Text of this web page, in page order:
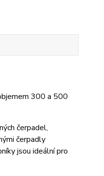
300 a 500
čerpadel,
čerpadly
jsou ideální pro